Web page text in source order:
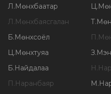
Л.Мөнхбаатар Ц.
Л.Мөнхбаясгалан Т.
Б.Мөнхсоёл П.
Ц.Мөнхтуяа З.
Б.Найдалаа Н.
П.Наранбаяр М.